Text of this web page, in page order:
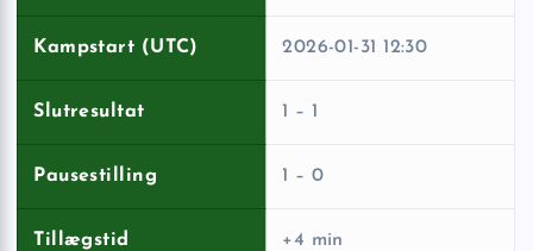
Kampstart (UTC) 2026-01-31 12:30
Slutresultat 1 – 1
Pausestilling 1 – 0
Tillægstid +4 min